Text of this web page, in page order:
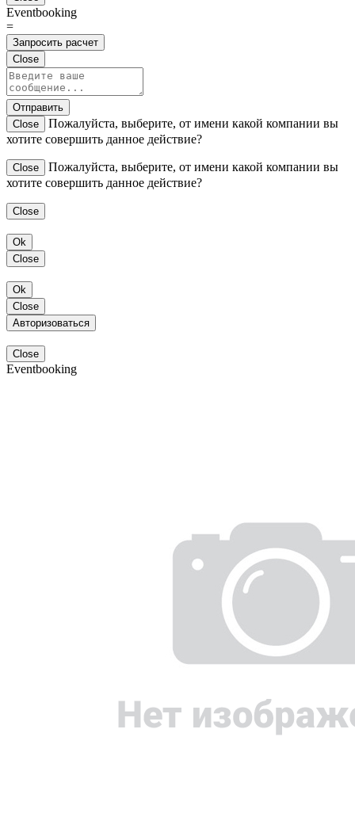
Eventbooking
=
Запросить расчет
Close
Отправить
Close
Пожалуйста, выберите, от имени какой компании вы
хотите совершить данное действие?
Close
Пожалуйста, выберите, от имени какой компании вы
хотите совершить данное действие?
Close
Ok
Close
Ok
Close
Авторизоваться
Close
Eventbooking